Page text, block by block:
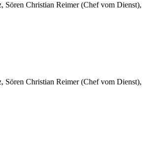
Sören Christian Reimer (Chef vom Dienst),
Sören Christian Reimer (Chef vom Dienst),